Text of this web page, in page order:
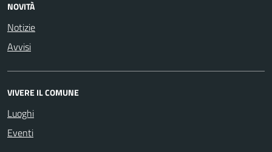
NOVITÀ
Notizie
Avvisi
VIVERE IL COMUNE
Luoghi
Eventi